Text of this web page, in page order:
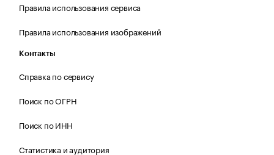
Правила использования сервиса
Правила использования изображений
Контакты
Справка по сервису
Поиск по ОГРН
Поиск по ИНН
Статистика и аудитория